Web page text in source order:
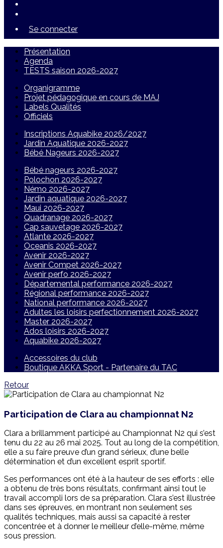
Se connecter
Présentation
Agenda
TESTS saison 2026-2027
Organigramme
Projet pédagogique en cours de MAJ
Labels Qualités
Officiels
Inscriptions Aquabike 2026/2027
Jardin Aquatique 2026-2027
Bébé Nageurs 2026-2027
Bébé nageurs 2026-2027
Polochon 2026-2027
Némo 2026-2027
Jardin aquatique 2026-2027
Maui 2026-2027
Quadranage 2026-2027
Cap sauvetage 2026-2027
Atlante 2026-2027
Oceanis 2026-2027
Avenir 2026-2027
Avenir Compet 2026-2027
Avenir perfo 2026-2027
Départemental performance 2026-2027
Régional performance 2026-2027
National performance 2026-2027
Adultes les loisirs perfectionnement 2026-2027
Master 2026-2027
Ados loisirs 2026-2027
Aquabike 2026-2027
Accessoires du club
Boutique AKKA Sport - Partenaire du TAC
Retour
Participation de Clara au championnat N2
Clara a brillamment participé au Championnat N2 qui s’est
tenu du 22 au 26 mai 2025. Tout au long de la compétition,
elle a su faire preuve d’un grand sérieux, d’une belle
détermination et d’un excellent esprit sportif.
Ses performances ont été à la hauteur de ses efforts : elle
a obtenu de très bons résultats, confirmant ainsi tout le
travail accompli lors de sa préparation. Clara s’est illustrée
dans ses épreuves, en montrant non seulement ses
qualités techniques, mais aussi sa capacité à rester
concentrée et à donner le meilleur d’elle-même, même
sous pression.